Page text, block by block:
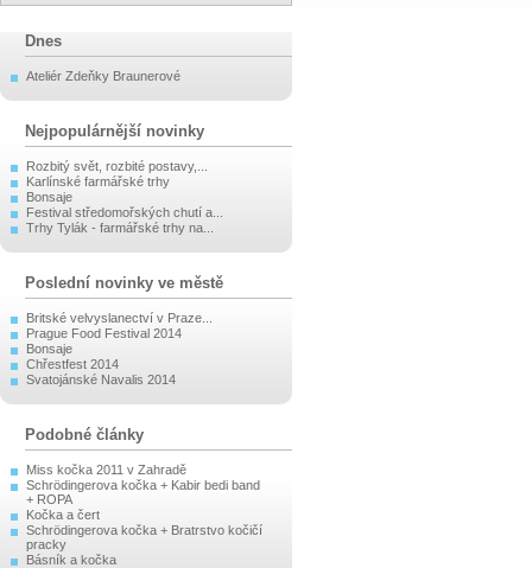
Dnes
Ateliér Zdeňky Braunerové
Nejpopulárnější novinky
Rozbitý svět, rozbité postavy,...
Karlínské farmářské trhy
Bonsaje
Festival středomořských chutí a...
Trhy Tylák - farmářské trhy na...
Poslední novinky ve městě
Britské velvyslanectví v Praze...
Prague Food Festival 2014
Bonsaje
Chřestfest 2014
Svatojánské Navalis 2014
Podobné články
Miss kočka 2011 v Zahradě
Schrödingerova kočka + Kabir bedi band
+ ROPA
Kočka a čert
Schrӧdingerova kočka + Bratrstvo kočičí
pracky
Básník a kočka